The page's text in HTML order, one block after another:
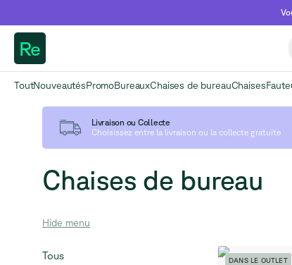
Re
ToutNouveautésPromoBureauxChaises de bureauChaises
Livraison ou Collecte
Choisissez entre la livraison ou la collecte gratuite
Chaises de bureau
Hide menu
Tous
DANS LE OUTLET